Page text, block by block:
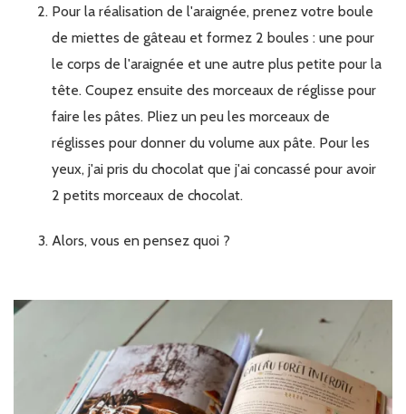
Pour la réalisation de l'araignée, prenez votre boule
de miettes de gâteau et formez 2 boules : une pour
le corps de l'araignée et une autre plus petite pour la
tête. Coupez ensuite des morceaux de réglisse pour
faire les pâtes. Pliez un peu les morceaux de
réglisses pour donner du volume aux pâte. Pour les
yeux, j'ai pris du chocolat que j'ai concassé pour avoir
2 petits morceaux de chocolat.
Alors, vous en pensez quoi ?